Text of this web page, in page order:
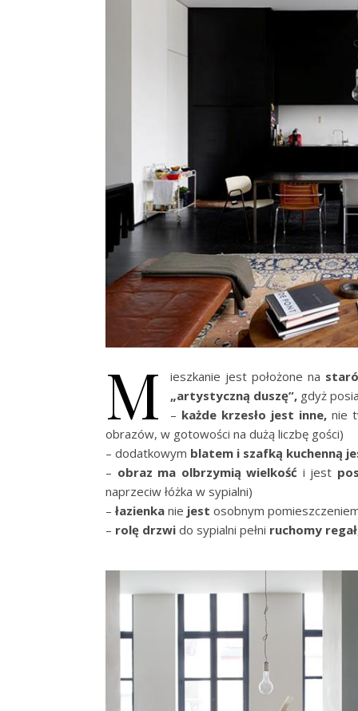
M ieszkanie jest położone na
„artystyczną duszę”, gdyż
– każde krzesło jest inne,nie
obrazów, w gotowości na dużą liczbę gości)
– dodatkowym blatem i szafką kuchenną
– obraz ma olbrzymią wielkość i jest
naprzeciw łóżka w sypialni)
– łazienka nie jest osobnym
– rolę drzwi do sypialni pełni ruchomy regał